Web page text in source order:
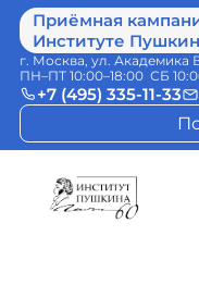
Приёмная
Институте
г. Москва, ул. Академика
ПН–ПТ 10:00–18:00 СБ
+7 (495) 335-11-33